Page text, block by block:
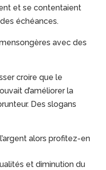
et se contentaient
échéances.
avec des
croire que le
d’améliorer la
Des slogans
alors profitez-en
et diminution du